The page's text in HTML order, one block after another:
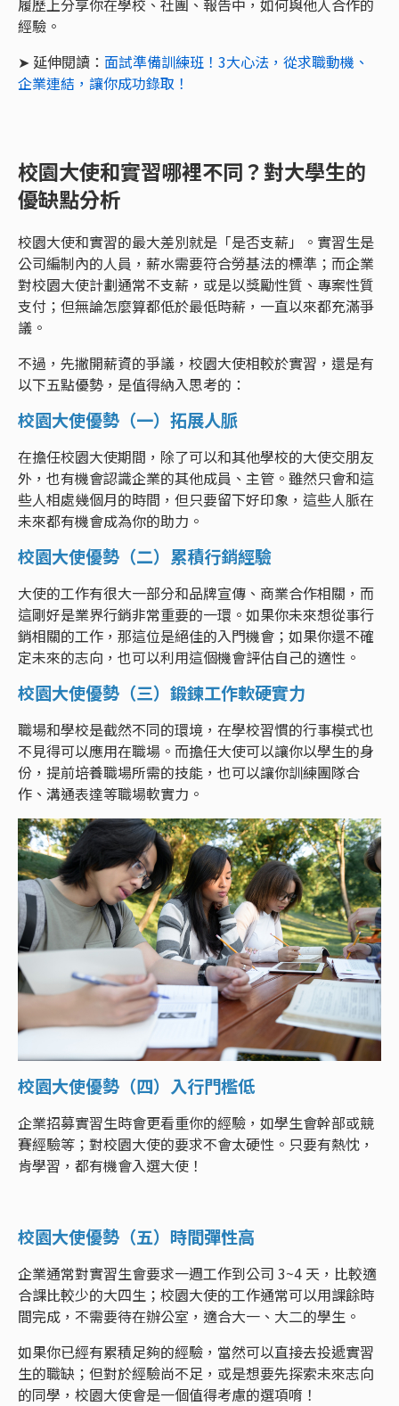
履歷上分享你在學校、社團、報告中，如何與他人合作的
經驗。
➤ 延伸閱讀： 面試準備訓練班！3大心法，從求職動機、
企業連結，讓你成功錄取！
校園大使和實習哪裡不同？對大學生的
優缺點分析
校園大使和實習的最大差別就是「是否支薪」。實習生是
公司編制內的人員，薪水需要符合勞基法的標準；而企業
對校園大使計劃通常不支薪，或是以獎勵性質、專案性質
支付；但無論怎麼算都低於最低時薪，一直以來都充滿爭
議。
不過，先撇開薪資的爭議，校園大使相較於實習，還是有
以下五點優勢，是值得納入思考的：
校園大使優勢（一）拓展人脈
在擔任校園大使期間，除了可以和其他學校的大使交朋友
外，也有機會認識企業的其他成員、主管。雖然只會和這
些人相處幾個月的時間，但只要留下好印象，這些人脈在
未來都有機會成為你的助力。
校園大使優勢（二）累積行銷經驗
大使的工作有很大一部分和品牌宣傳、商業合作相關，而
這剛好是業界行銷非常重要的一環。如果你未來想從事行
銷相關的工作，那這位是絕佳的入門機會；如果你還不確
定未來的志向，也可以利用這個機會評估自己的適性。
校園大使優勢（三）鍛鍊工作軟硬實力
職場和學校是截然不同的環境，在學校習慣的行事模式也
不見得可以應用在職場。而擔任大使可以讓你以學生的身
份，提前培養職場所需的技能，也可以讓你訓練團隊合
作、溝通表達等職場軟實力。
校園大使優勢（四）入行門檻低
企業招募實習生時會更看重你的經驗，如學生會幹部或競
賽經驗等；對校園大使的要求不會太硬性。只要有熱忱，
肯學習，都有機會入選大使！
校園大使優勢（五）時間彈性高
企業通常對實習生會要求一週工作到公司 3~4 天，比較適
合課比較少的大四生；校園大使的工作通常可以用課餘時
間完成，不需要待在辦公室，適合大一、大二的學生。
如果你已經有累積足夠的經驗，當然可以直接去投遞實習
生的職缺；但對於經驗尚不足，或是想要先探索未來志向
的同學，校園大使會是一個值得考慮的選項唷！